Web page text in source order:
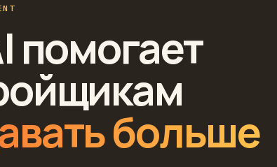
помогает
больше